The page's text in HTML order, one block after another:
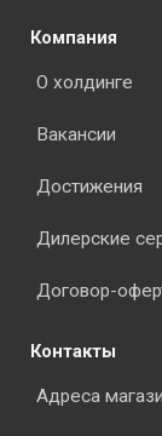
Компания
О холдинге
Вакансии
Достижения
Дилерские
Договор-
Контакты
Адреса